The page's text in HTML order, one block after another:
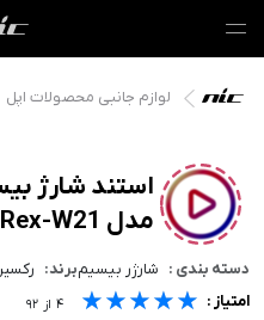
گیفت کارت
مک
آیفون
لوازم جانبی محصولات اپل
استند شارژ
مدل Rex-W21
دسته بندی : شارژر بیسیمبرند:
امتیاز : ★★★★★
★★★★★
★★★★★ ۴ از ۹۲